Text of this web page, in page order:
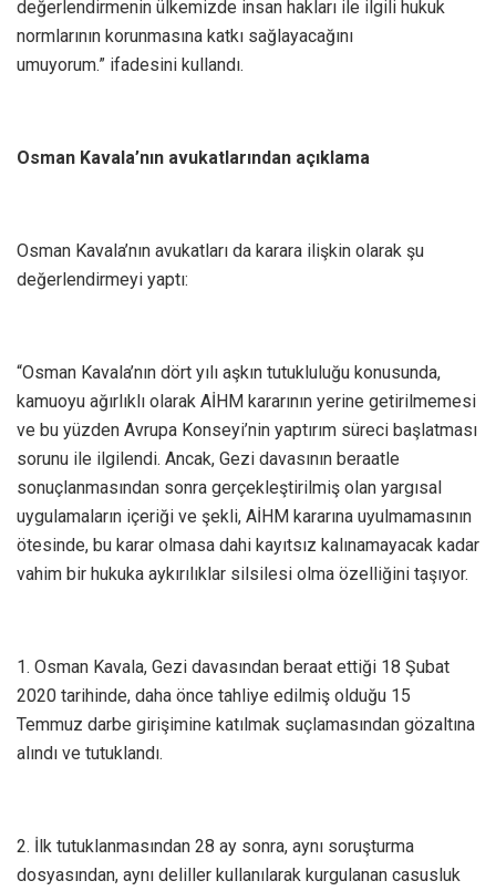
değerlendirmenin ülkemizde insan hakları ile ilgili hukuk
normlarının korunmasına katkı sağlayacağını
umuyorum.” ifadesini kullandı.
Osman Kavala’nın avukatlarından açıklama
Osman Kavala’nın avukatları da karara ilişkin olarak şu
değerlendirmeyi yaptı:
“Osman Kavala’nın dört yılı aşkın tutukluluğu konusunda,
kamuoyu ağırlıklı olarak AİHM kararının yerine getirilmemesi
ve bu yüzden Avrupa Konseyi’nin yaptırım süreci başlatması
sorunu ile ilgilendi. Ancak, Gezi davasının beraatle
sonuçlanmasından sonra gerçekleştirilmiş olan yargısal
uygulamaların içeriği ve şekli, AİHM kararına uyulmamasının
ötesinde, bu karar olmasa dahi kayıtsız kalınamayacak kadar
vahim bir hukuka aykırılıklar silsilesi olma özelliğini taşıyor.
1. Osman Kavala, Gezi davasından beraat ettiği 18 Şubat
2020 tarihinde, daha önce tahliye edilmiş olduğu 15
Temmuz darbe girişimine katılmak suçlamasından gözaltına
alındı ve tutuklandı.
2. İlk tutuklanmasından 28 ay sonra, aynı soruşturma
dosyasından, aynı deliller kullanılarak kurgulanan casusluk